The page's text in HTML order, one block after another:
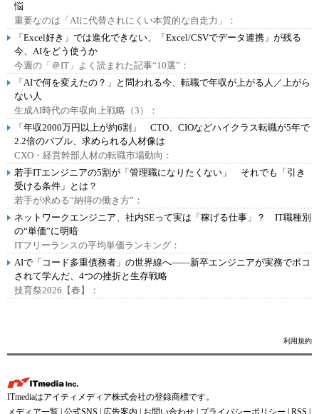
悩
重要なのは「AIに代替されにくい本質的な自走力」：
「Excel好き」では進化できない、「Excel/CSVでデータ連携」が残る
今、AIをどう使うか
今週の「＠IT」よく読まれた記事“10選”：
「AIで何を変えたの？」と問われる今、転職で年収が上がる人／上がら
ない人
生成AI時代の年収向上戦略（3）：
「年収2000万円以上が約6割」 CTO、CIOなどハイクラス転職が5年で
2.2倍のバブル、求められる人材像は
CXO・経営幹部人材の転職市場動向：
若手ITエンジニアの5割が「管理職になりたくない」 それでも「引き
受ける条件」とは？
若手が求める“納得の働き方”：
ネットワークエンジニア、社内SEって実は「稼げる仕事」？ IT職種別
の“単価”に明暗
ITフリーランスの平均単価ランキング：
AIで「コード多重債務者」の世界線へ――新卒エンジニアが実務でボコ
されて学んだ、4つの挫折と生存戦略
技育祭2026【春】：
利用規約
ITmediaはアイティメディア株式会社の登録商標です。
メディア一覧 公式SNS 広告案内 お問い合わせ プライバシーポリシー RSS